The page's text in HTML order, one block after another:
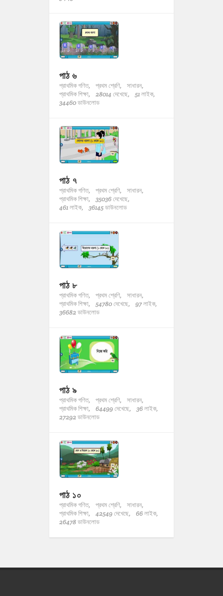
পাঠ ৬
প্রাথমিক গণিত, প্রথম শ্রেণি,
সাধারন,
প্রাথমিক শিক্ষা,
28014 দেখেছে,
51 লাইক,
34460 ডাউনলোড
পাঠ ৭
প্রাথমিক গণিত, প্রথম শ্রেণি,
সাধারন,
প্রাথমিক শিক্ষা,
35036 দেখেছে,
461 লাইক,
36145 ডাউনলোড
পাঠ ৮
প্রাথমিক গণিত, প্রথম শ্রেণি,
সাধারন,
প্রাথমিক শিক্ষা,
54780 দেখেছে,
97 লাইক,
36682 ডাউনলোড
পাঠ ৯
প্রাথমিক গণিত, প্রথম শ্রেণি,
সাধারন,
প্রাথমিক শিক্ষা,
64499 দেখেছে,
36 লাইক,
27292 ডাউনলোড
পাঠ ১০
প্রাথমিক গণিত, প্রথম শ্রেণি,
সাধারন,
প্রাথমিক শিক্ষা,
42549 দেখেছে,
66 লাইক,
26478 ডাউনলোড